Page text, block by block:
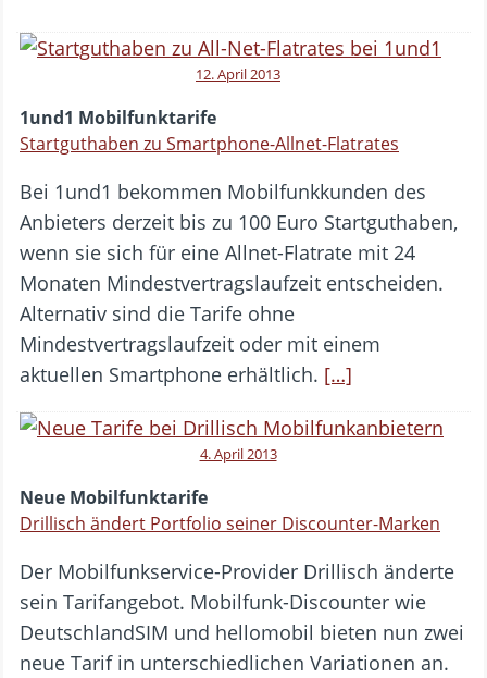
12. April 2013
1und1 Mobilfunktarife
Startguthaben zu Smartphone-Allnet-Flatrates
Bei 1und1 bekommen Mobilfunkkunden des
Anbieters derzeit bis zu 100 Euro Startguthaben,
wenn sie sich für eine Allnet-Flatrate mit 24
Monaten Mindestvertragslaufzeit entscheiden.
Alternativ sind die Tarife ohne
Mindestvertragslaufzeit oder mit einem
aktuellen Smartphone erhältlich. […]
4. April 2013
Neue Mobilfunktarife
Drillisch ändert Portfolio seiner Discounter-Marken
Der Mobilfunkservice-Provider Drillisch änderte
sein Tarifangebot. Mobilfunk-Discounter wie
DeutschlandSIM und hellomobil bieten nun zwei
neue Tarif in unterschiedlichen Variationen an.